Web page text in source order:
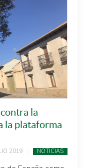
la
la plataforma
2019 NOTICIAS